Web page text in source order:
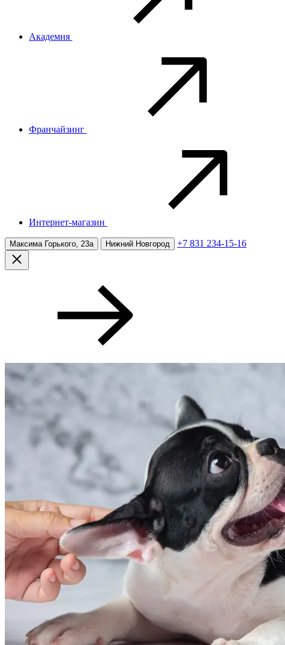
Академия
Франчайзинг
Интернет-магазин
Максима Горького, 23а Нижний Новгород +7 831 234-15-16